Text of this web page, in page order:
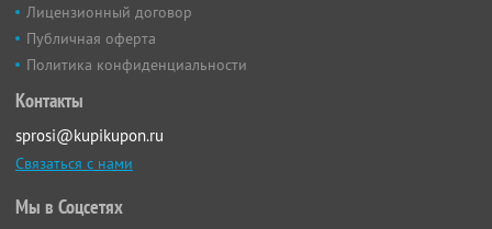
Лицензионный договор
Публичная оферта
Политика конфиденциальности
Контакты
sprosi@kupikupon.ru
Связаться с нами
Мы в Соцсетях